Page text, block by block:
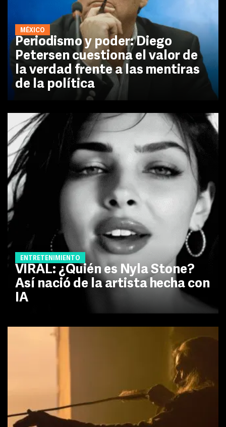
MÉXICO
Periodismo y poder: Diego
Petersen cuestiona el valor de
la verdad frente a las mentiras
de la política
ENTRETENIMIENTO
VIRAL: ¿Quién es Nyla Stone?
Así nació de la artista hecha con
IA